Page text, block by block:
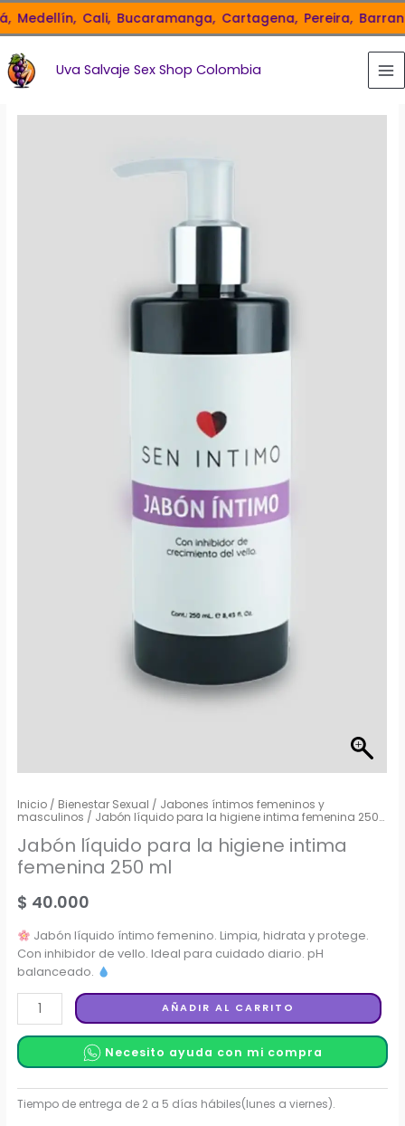
Ir
al
contenido
Medellín, Cali, Bucaramanga, Cartagena, Pereira,
Uva Salvaje Sex Shop Colombia
Inicio / Bienestar Sexual / Jabones íntimos femeninos y
masculinos / Jabón líquido para la higiene intima femenina 250
Jabón líquido para la higiene intima
femenina 250 ml
$ 40.000
Jabón líquido íntimo femenino. Limpia, hidrata y protege.
Con inhibidor de vello. Ideal para cuidado diario. pH
balanceado.
Jabón
líquido
para
la
higiene
AÑADIR AL CARRITO
Necesito ayuda con mi compra